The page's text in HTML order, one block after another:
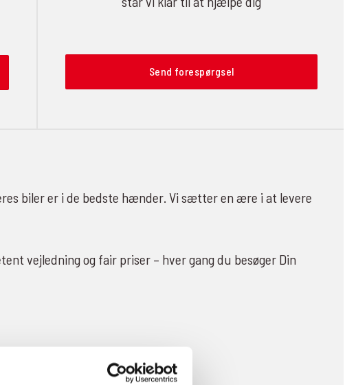
Send forespørgsel
biler er i de bedste hænder. Vi sætter en ære i at levere
vejledning og fair priser – hver gang du besøger Din